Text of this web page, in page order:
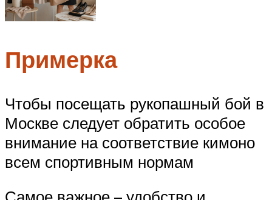
Примерка
Чтобы посещать рукопашный бой в
Москве следует обратить особое
внимание на соответствие кимоно
всем спортивным нормам